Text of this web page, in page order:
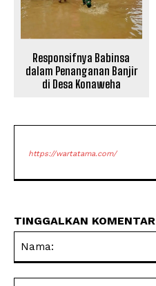
Responsifnya Babinsa
dalam Penanganan Banjir
di Desa Konaweha
https://wartatama.com/
TINGGALKAN KOMENTAR